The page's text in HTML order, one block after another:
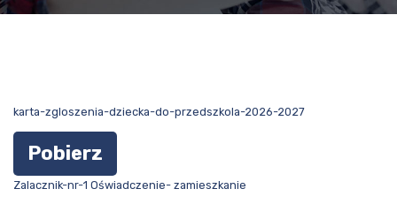
karta-zgloszenia-dziecka-do-przedszkola-2026-2027
Pobierz
Zalacznik-nr-1 Oświadczenie- zamieszkanie